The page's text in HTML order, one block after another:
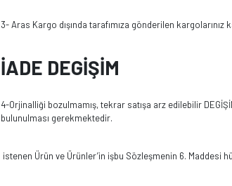
3- Aras Kargo dışında tarafımıza gönderilen kargolarınız
İADE DEGİŞİM
4-Orjinalliği bozulmamış, tekrar satışa arz edilebilir
bulunulması gerekmektedir.
istenen Ürün ve Ürünler’in işbu Sözleşmenin 6. Maddesi